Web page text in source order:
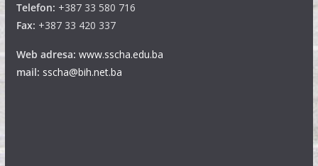
Telefon: +387 33 580 716
Fax: +387 33 420 337
Web adresa: www.sscha.edu.ba
mail: sscha@bih.net.ba